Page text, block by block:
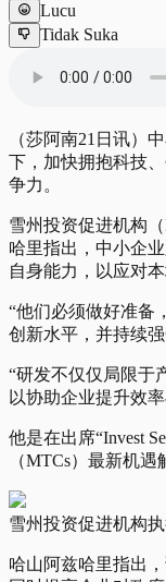
Lucu
Tidak Suka
（莎阿南21日讯）
下，加快拥抱科技
争力。
雪州投资促进机构
哈里指出，中小企
自身能力，以应对
“他们必须做好准备
创新水平，并持续
“研发不仅仅局限于
以协助企业提升效
他是在出席“Invest
（MTCs）最新机
雪州投资促进机构
哈山阿兹哈里指出